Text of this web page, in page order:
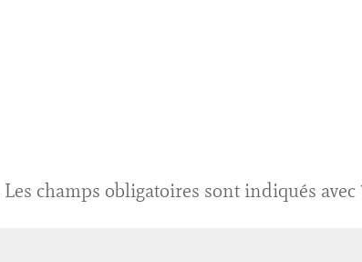
Les champs obligatoires sont indiqués avec